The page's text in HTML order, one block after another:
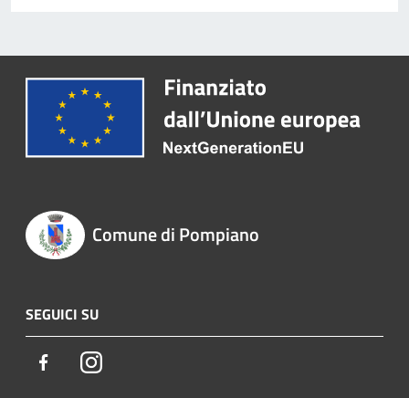
Comune di Pompiano
SEGUICI SU
FacebookInstagram